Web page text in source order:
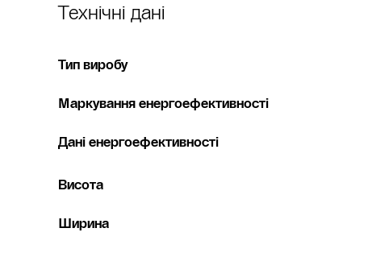
Технічні дані
Тип виробу
Маркування енергоефективності
Дані енергоефективності
Висота
Ширина